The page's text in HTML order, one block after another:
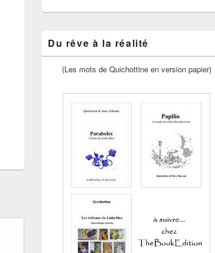
Du rêve à la réalité
(Les mots de Quichottine en version papier)